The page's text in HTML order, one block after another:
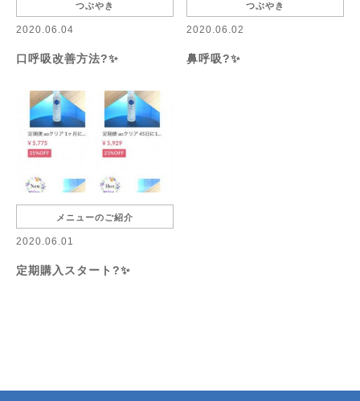
つぶやき
2020.06.04
口呼吸改善方法?✨
つぶやき
2020.06.02
鼻呼吸?✨
メニューのご紹介
2020.06.01
定期購入スタート?✨